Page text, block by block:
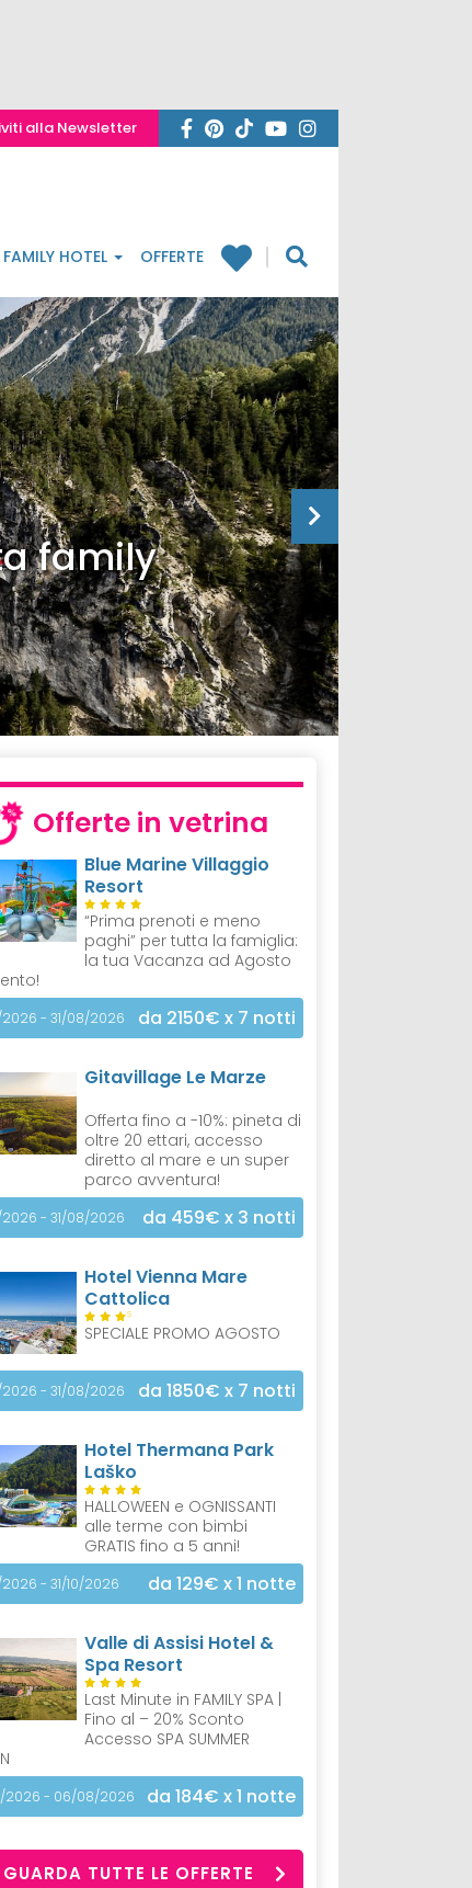
alla Newsletter
FAMILY HOTEL OFFERTE
family
Offerte in vetrina
Blue Marine Villaggio
Resort
“Prima prenoti e meno
paghi” per tutta la famiglia:
la tua Vacanza ad Agosto
2026 - 31/08/2026 da 2150€ x 7 notti
Gitavillage Le Marze
Offerta fino a -10%: pineta di
oltre 20 ettari, accesso
diretto al mare e un super
parco avventura!
2026 - 31/08/2026 da 459€ x 3 notti
Hotel Vienna Mare
Cattolica
S
SPECIALE PROMO AGOSTO
2026 - 31/08/2026 da 1850€ x 7 notti
Hotel Thermana Park
Laško
HALLOWEEN e OGNISSANTI
alle terme con bimbi
GRATIS fino a 5 anni!
- 31/10/2026 da 129€ x 1 notte
Valle di Assisi Hotel &
Spa Resort
Last Minute in FAMILY SPA |
Fino al – 20% Sconto
Accesso SPA SUMMER
2026 - 06/08/2026 da 184€ x 1 notte
GUARDA TUTTE LE OFFERTE